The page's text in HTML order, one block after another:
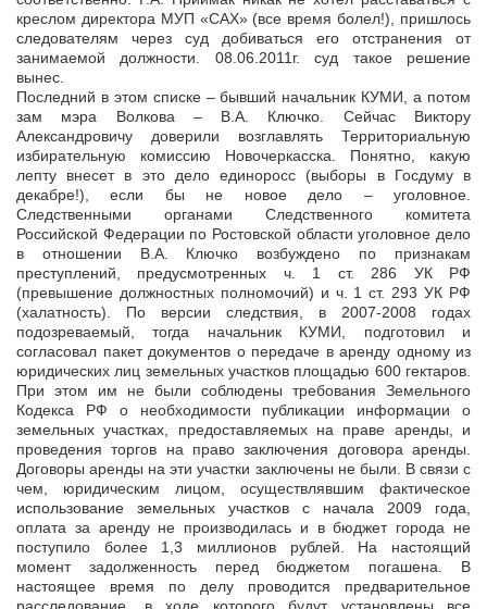
креслом директора МУП «САХ» (все время болел!), пришлось
следователям через суд добиваться его отстранения от
занимаемой должности. 08.06.2011г. суд такое решение
вынес.
Последний в этом списке – бывший начальник КУМИ, а потом
зам мэра Волкова – В.А. Ключко. Сейчас Виктору
Александровичу доверили возглавлять Территориальную
избирательную комиссию Новочеркасска. Понятно, какую
лепту внесет в это дело единоросс (выборы в Госдуму в
декабре!), если бы не новое дело – уголовное.
Следственными органами Следственного комитета
Российской Федерации по Ростовской области уголовное дело
в отношении В.А. Ключко возбуждено по признакам
преступлений, предусмотренных ч. 1 ст. 286 УК РФ
(превышение должностных полномочий) и ч. 1 ст. 293 УК РФ
(халатность). По версии следствия, в 2007-2008 годах
подозреваемый, тогда начальник КУМИ, подготовил и
согласовал пакет документов о передаче в аренду одному из
юридических лиц земельных участков площадью 600 гектаров.
При этом им не были соблюдены требования Земельного
Кодекса РФ о необходимости публикации информации о
земельных участках, предоставляемых на праве аренды, и
проведения торгов на право заключения договора аренды.
Договоры аренды на эти участки заключены не были. В связи с
чем, юридическим лицом, осуществлявшим фактическое
использование земельных участков с начала 2009 года,
оплата за аренду не производилась и в бюджет города не
поступило более 1,3 миллионов рублей. На настоящий
момент задолженность перед бюджетом погашена. В
настоящее время по делу проводится предварительное